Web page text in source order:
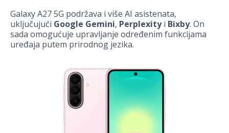
Galaxy A27 5G podržava i više AI asistenata,
uključujući Google Gemini, Perplexityi Bixby. On
sada omogućuje upravljanje određenim funkcijama
uređaja putem prirodnog jezika.